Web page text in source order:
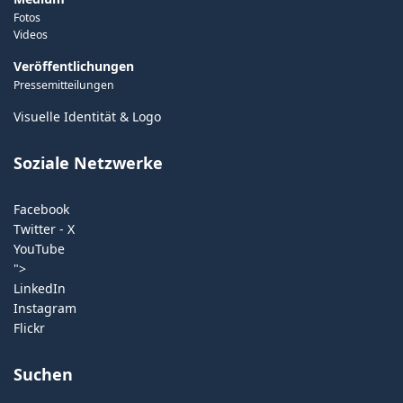
Fotos
Videos
Veröffentlichungen
Pressemitteilungen
Visuelle Identität & Logo
Soziale Netzwerke
Facebook
Twitter - X
YouTube
">
LinkedIn
Instagram
Flickr
Suchen